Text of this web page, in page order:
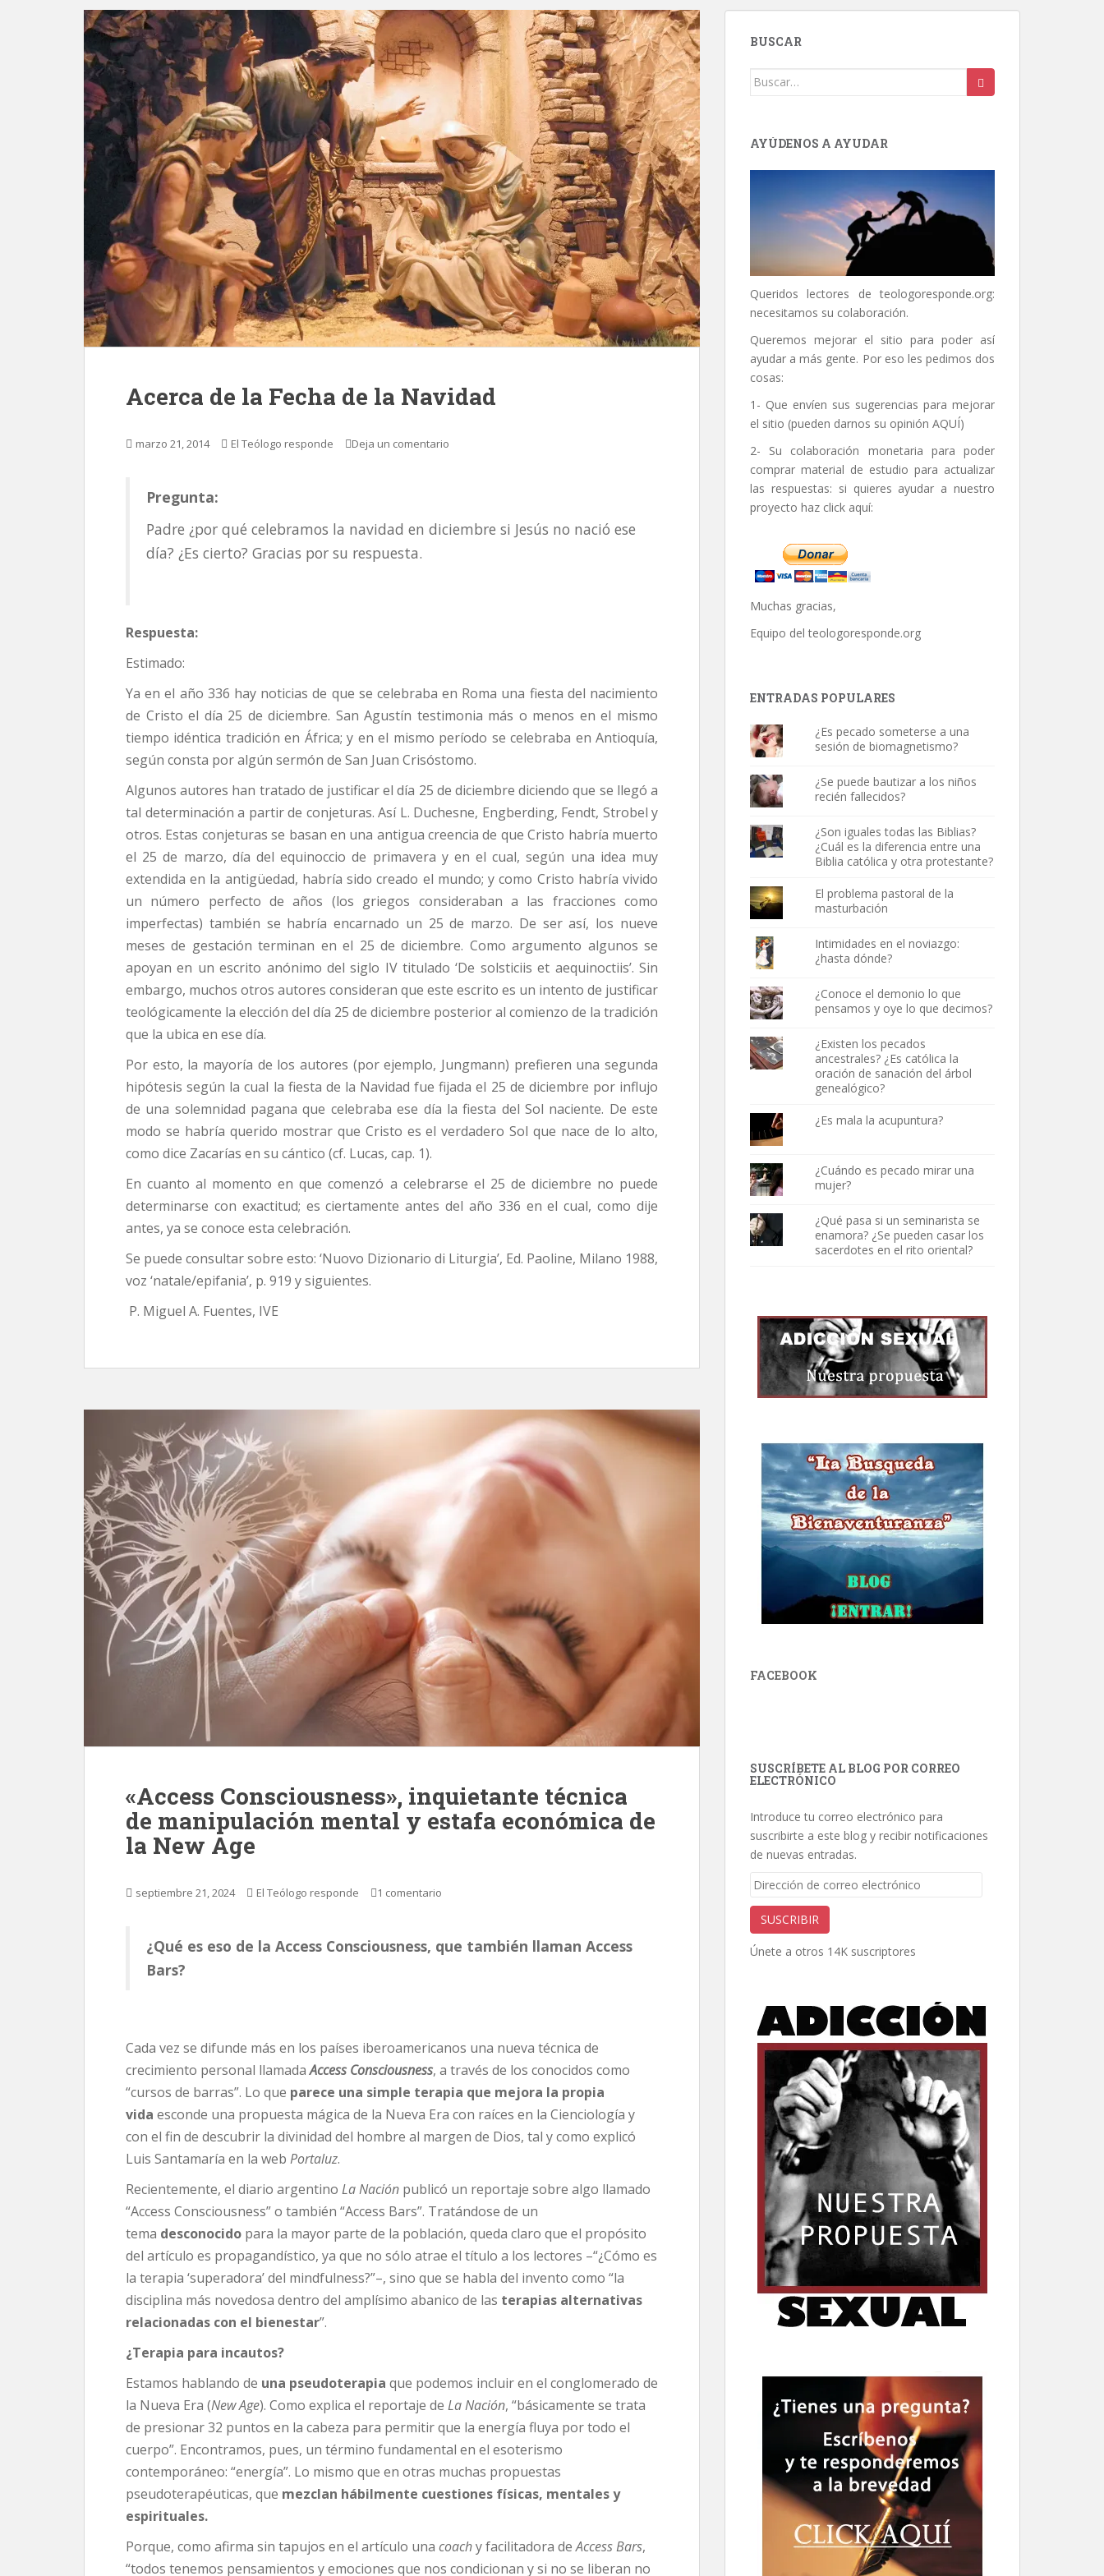
Acerca de la Fecha de la Navidad
marzo 21, 2014 El Teólogo responde Deja un comentario
Pregunta:
Padre ¿por qué celebramos la navidad en diciembre si Jesús no nació ese
día? ¿Es cierto? Gracias por su respuesta.
Respuesta:
Estimado:
Ya en el año 336 hay noticias de que se celebraba en Roma una fiesta del nacimiento
de Cristo el día 25 de diciembre. San Agustín testimonia más o menos en el mismo
tiempo idéntica tradición en África; y en el mismo período se celebraba en Antioquía,
según consta por algún sermón de San Juan Crisóstomo.
Algunos autores han tratado de justificar el día 25 de diciembre diciendo que se llegó a
tal determinación a partir de conjeturas. Así L. Duchesne, Engberding, Fendt, Strobel y
otros. Estas conjeturas se basan en una antigua creencia de que Cristo habría muerto
el 25 de marzo, día del equinoccio de primavera y en el cual, según una idea muy
extendida en la antigüedad, habría sido creado el mundo; y como Cristo habría vivido
un número perfecto de años (los griegos consideraban a las fracciones como
imperfectas) también se habría encarnado un 25 de marzo. De ser así, los nueve
meses de gestación terminan en el 25 de diciembre. Como argumento algunos se
apoyan en un escrito anónimo del siglo IV titulado ‘De solsticiis et aequinoctiis’. Sin
embargo, muchos otros autores consideran que este escrito es un intento de justificar
teológicamente la elección del día 25 de diciembre posterior al comienzo de la tradición
que la ubica en ese día.
Por esto, la mayoría de los autores (por ejemplo, Jungmann) prefieren una segunda
hipótesis según la cual la fiesta de la Navidad fue fijada el 25 de diciembre por influjo
de una solemnidad pagana que celebraba ese día la fiesta del Sol naciente. De este
modo se habría querido mostrar que Cristo es el verdadero Sol que nace de lo alto,
como dice Zacarías en su cántico (cf. Lucas, cap. 1).
En cuanto al momento en que comenzó a celebrarse el 25 de diciembre no puede
determinarse con exactitud; es ciertamente antes del año 336 en el cual, como dije
antes, ya se conoce esta celebración.
Se puede consultar sobre esto: ‘Nuovo Dizionario di Liturgia’, Ed. Paoline, Milano 1988,
voz ‘natale/epifania’, p. 919 y siguientes.
P. Miguel A. Fuentes, IVE
«Access Consciousness», inquietante técnica
de manipulación mental y estafa económica de
la New Age
septiembre 21, 2024 El Teólogo responde 1 comentario
¿Qué es eso de la Access Consciousness, que también llaman Access
Bars?
Cada vez se difunde más en los países iberoamericanos una nueva técnica de
crecimiento personal llamadaAccess Consciousness, a través de los conocidos como
“cursos de barras”. Lo que parece una simple terapia que mejora la propia
vida esconde una propuesta mágica de la Nueva Era con raíces en la Cienciología y
con el fin de descubrir la divinidad del hombre al margen de Dios, tal y como explicó
Luis Santamaría en la web Portaluz.
Recientemente, el diario argentino La Nación publicó un reportaje sobre algo llamado
“Access Consciousness” o también “Access Bars”. Tratándose de un
tema desconocido para la mayor parte de la población, queda claro que el propósito
del artículo es propagandístico, ya que no sólo atrae el título a los lectores –“¿Cómo es
la terapia ‘superadora’ del mindfulness?”–, sino que se habla del invento como “la
disciplina más novedosa dentro del amplísimo abanico de las terapias alternativas
relacionadas con el bienestar”.
¿Terapia para incautos?
Estamos hablando de una pseudoterapia que podemos incluir en el conglomerado de
la Nueva Era (New Age). Como explica el reportaje de La Nación, “básicamente se trata
de presionar 32 puntos en la cabeza para permitir que la energía fluya por todo el
cuerpo”. Encontramos, pues, un término fundamental en el esoterismo
contemporáneo: “energía”. Lo mismo que en otras muchas propuestas
pseudoterapéuticas, que mezclan hábilmente cuestiones físicas, mentales y
espirituales.
Porque, como afirma sin tapujos en el artículo una coachy facilitadora deAccess Bars,
“todos tenemos pensamientos y emociones que nos condicionan y si no se liberan no
BUSCAR
Buscar:
AYÚDENOS A AYUDAR
Queridos lectores de teologoresponde.org:
necesitamos su colaboración.
Queremos mejorar el sitio para poder así
ayudar a más gente. Por eso les pedimos dos
cosas:
1- Que envíen sus sugerencias para mejorar
el sitio (pueden darnos su opinión AQUÍ)
2- Su colaboración monetaria para poder
comprar material de estudio para actualizar
las respuestas: si quieres ayudar a nuestro
proyecto haz click aquí:
Muchas gracias,
Equipo del teologoresponde.org
ENTRADAS POPULARES
¿Es pecado someterse a una
sesión de biomagnetismo?
¿Se puede bautizar a los niños
recién fallecidos?
¿Son iguales todas las Biblias?
¿Cuál es la diferencia entre una
Biblia católica y otra protestante?
El problema pastoral de la
masturbación
Intimidades en el noviazgo:
¿hasta dónde?
¿Conoce el demonio lo que
pensamos y oye lo que decimos?
¿Existen los pecados
ancestrales? ¿Es católica la
oración de sanación del árbol
genealógico?
¿Es mala la acupuntura?
¿Cuándo es pecado mirar una
mujer?
¿Qué pasa si un seminarista se
enamora? ¿Se pueden casar los
sacerdotes en el rito oriental?
FACEBOOK
SUSCRÍBETE AL BLOG POR CORREO
ELECTRÓNICO
Introduce tu correo electrónico para
suscribirte a este blog y recibir notificaciones
de nuevas entradas.
Dirección
correo
electrónico
SUSCRIBIR
Únete a otros 14K suscriptores